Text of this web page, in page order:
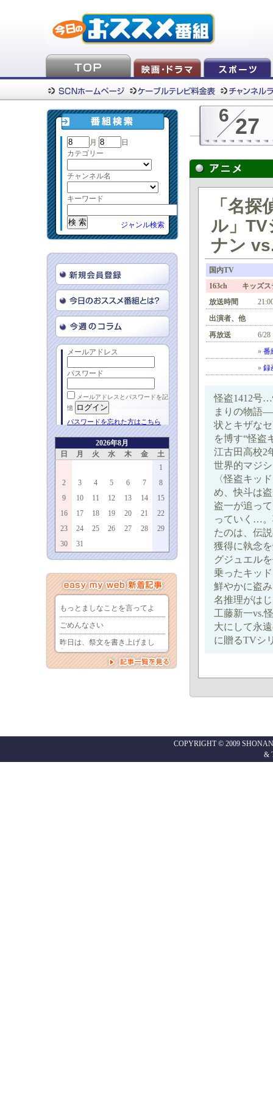
月
日
カテゴリー
チャンネル名
キーワード
ジャンル検索
メールアドレス
パスワード
メールアドレスとパスワードを記
憶
パスワードを忘れた方はこちら
2026年8月
日
月 火 水 木 金
土
1
2
3 4 5 6 7
8
9
10 11 12 13 14
15
16
17 18 19 20 21
22
23
24 25 26 27 28
29
30
31
6 27
「名
ル」TV
ナン
国内TV
163ch キッズス
放送時間
出演者、他
再放送
6/
» 番
» 録
怪盗1412号
まりの物語
状とキザな
を博す“怪
江古田高校2
世界的マジ
〈怪盗キッ
め、快斗は
盗一が追っ
っていく…。
たのは、伝
獲得に執念
グジュエル
乗ったキッ
鮮やかに盗
名推理がは
工藤新一vs.
大にして永
に贈るTVシ
COPYRIGHT © 2009
&